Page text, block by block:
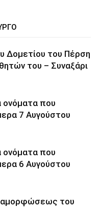
Δομετίου του Πέρση
του – Συναξάρι
ονόματα που
7 Αυγούστου
ονόματα που
6 Αυγούστου
του